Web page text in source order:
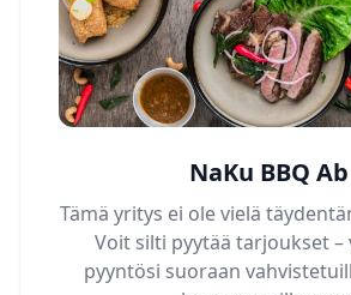
NaKu BBQ Ab
Tämä yritys ei ole vielä
Voit silti pyytää tarjoukset –
pyyntösi suoraan